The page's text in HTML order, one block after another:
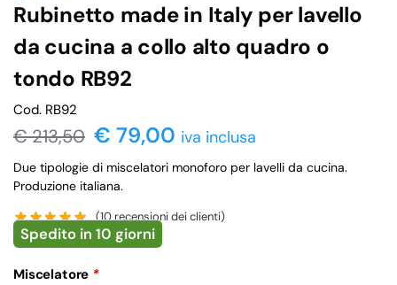
Rubinetto made in Italy per lavello
da cucina a collo alto quadro o
tondo RB92
Cod. RB92
€213,50 € 79,00 iva inclusa
Due tipologie di miscelatori monoforo per lavelli da cucina.
Produzione italiana.
(10recensioni dei clienti)
Spedito in 10 giorni
Miscelatore *